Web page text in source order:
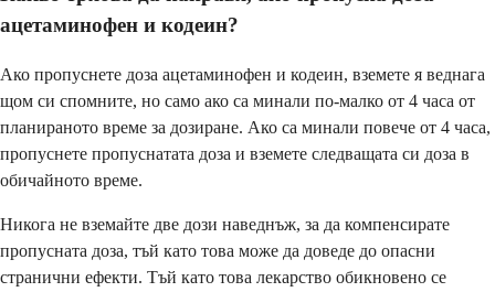
ацетаминофен и кодеин?
Ако пропуснете доза ацетаминофен и кодеин, вземете я веднага
щом си спомните, но само ако са минали по-малко от 4 часа от
планираното време за дозиране. Ако са минали повече от 4 часа,
пропуснете пропуснатата доза и вземете следващата си доза в
обичайното време.
Никога не вземайте две дози наведнъж, за да компенсирате
пропусната доза, тъй като това може да доведе до опасни
странични ефекти. Тъй като това лекарство обикновено се